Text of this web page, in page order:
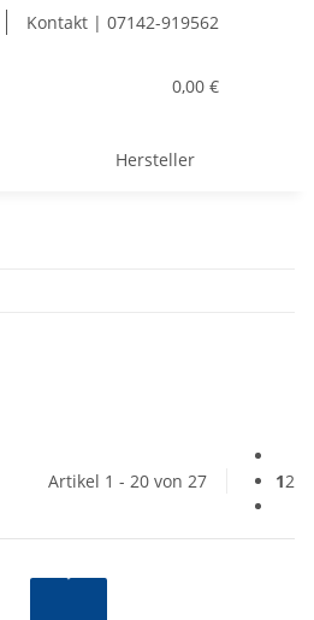
Kontakt | 07142-919562
0,00 €
Hersteller
Artikel 1 - 20 von 27 12